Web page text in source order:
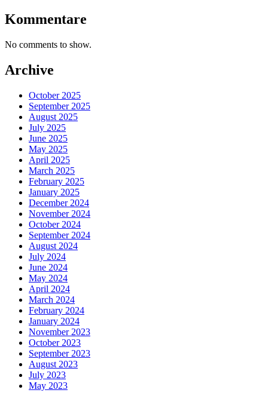
Kommentare
No comments to show.
Archive
October 2025
September 2025
August 2025
July 2025
June 2025
May 2025
April 2025
March 2025
February 2025
January 2025
December 2024
November 2024
October 2024
September 2024
August 2024
July 2024
June 2024
May 2024
April 2024
March 2024
February 2024
January 2024
November 2023
October 2023
September 2023
August 2023
July 2023
May 2023